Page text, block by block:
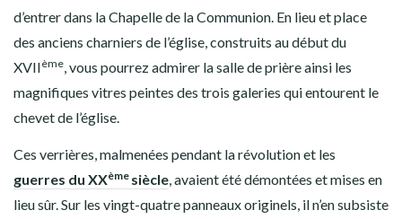
d’entrer dans la Chapelle de la Communion. En lieu et place
des anciens charniers de l’église, construits au début du
XVIIème , vous pourrez admirer la salle de prière ainsi les
magnifiques vitres peintes des trois galeries qui entourent le
chevet de l’église.
Ces verrières, malmenées pendant la révolution et les
guerres du XXème siècle , avaient été démontées et mises en
lieu sûr. Sur les vingt-quatre panneaux originels, il n’en subsiste